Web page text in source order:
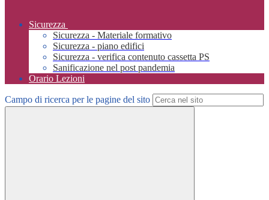
Sicurezza
Sicurezza - Materiale formativo
Sicurezza - piano edifici
Sicurezza - verifica contenuto cassetta PS
Sanificazione nel post pandemia
Orario Lezioni
Campo di ricerca per le pagine del sito